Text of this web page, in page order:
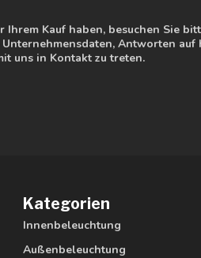
Kauf haben, besuchen Sie
Antworten
uns in Kontakt zu treten.
Kategorien
Innenbeleuchtung
Außenbeleuchtung